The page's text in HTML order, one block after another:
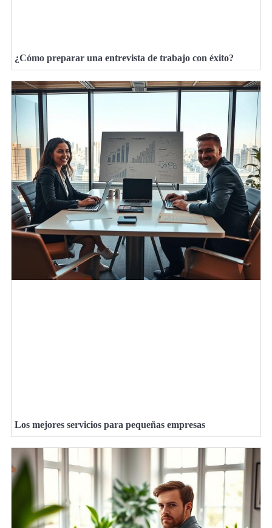
¿Cómo preparar una entrevista de trabajo con éxito?
Los mejores servicios para pequeñas empresas